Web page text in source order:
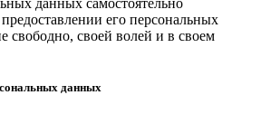
данных самостоятельно
его персональных
свободно, своей волей и в своем
данных